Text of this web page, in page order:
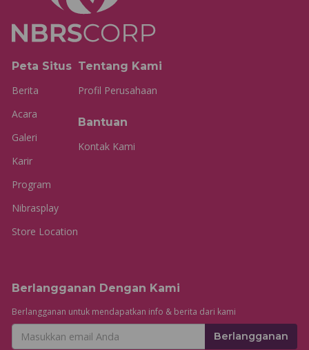
Peta Situs
Berita
Acara
Galeri
Karir
Program
Nibrasplay
Store Location
Tentang Kami
Profil Perusahaan
Bantuan
Kontak Kami
Berlangganan Dengan Kami
Berlangganan untuk mendapatkan info & berita dari kami
Berlangganan